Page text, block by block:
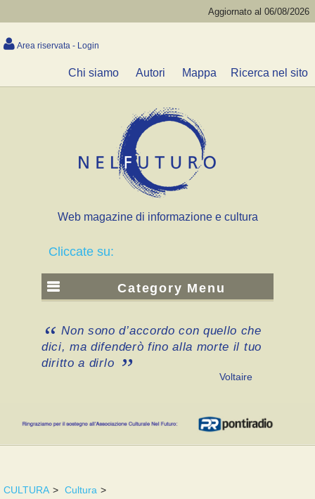
Aggiornato al 06/08/2026
Area riservata - Login
Chi siamo Autori Mappa Ricerca nel sito
Web magazine di informazione e cultura
Cliccate su:
Category Menu
Non sono d’accordo con quello che
dici, ma difenderò fino alla morte il tuo
diritto a dirlo
Voltaire
CULTURA > Cultura >